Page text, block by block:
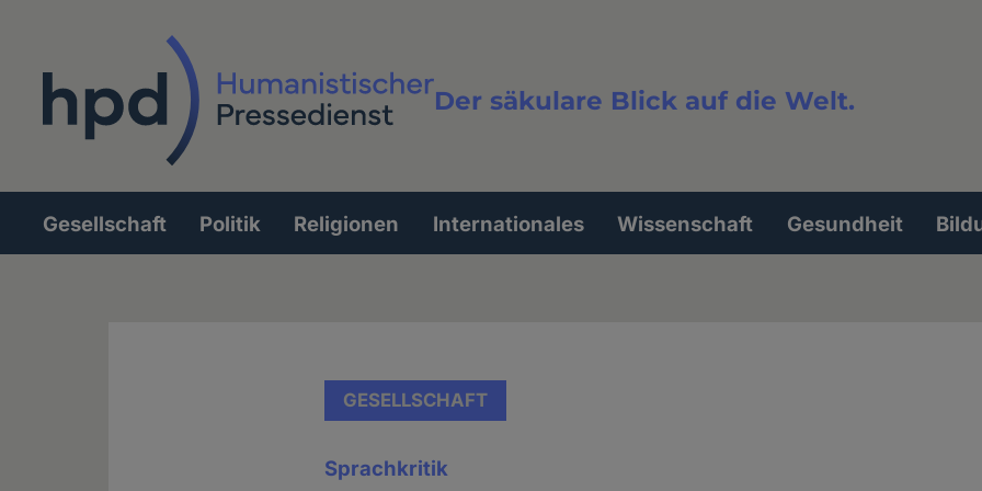
Der säkulare Blick auf die Welt.
Volltextsuche
Hauptnavigation
Gesellschaft Politik Religionen Internationales Wissenschaft Gesundheit
GESELLSCHAFT
Sprachkritik